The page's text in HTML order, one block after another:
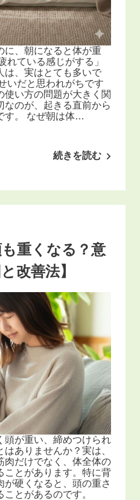
に、朝になると体が重
れている感じがする」
は、実はとても多いで
いだと思われがちです
使い方の問題が大きく関
なのが、起きる直前から
す。 なぜ朝は体…
続きを読む
も重くなる？意
改善法】
頭が重い、締めつけられ
ありませんか？実は、
肉だけでなく、体全体の
ことがあります。特に背
が硬くなると、頭の重さ
とがあるのです。